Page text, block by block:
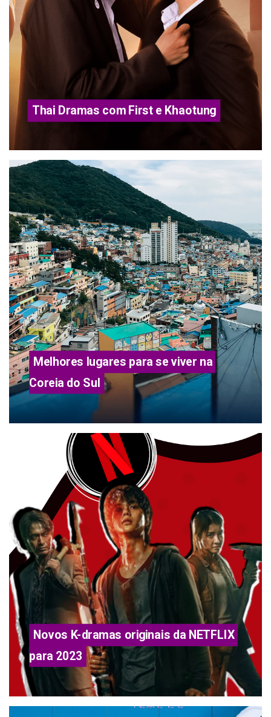
Thai Dramas com First e Khaotung
Melhores lugares para se viver na
Coreia do Sul
Novos K-dramas originais da NETFLIX
para 2023